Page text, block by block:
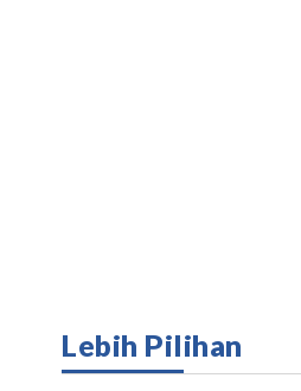
Lebih Pilihan